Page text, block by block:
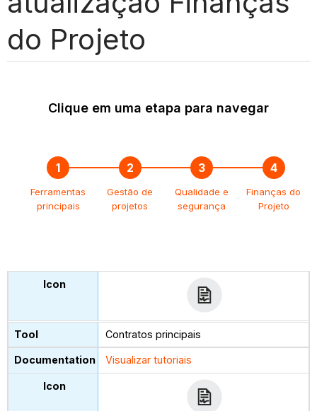
do Projeto
Clique em uma etapa para navegar
Ferramentas
principais
Gestão de
projetos
Qualidade e
segurança
Finanças do
Projeto
Contratos principais
Visualizar tutoriais